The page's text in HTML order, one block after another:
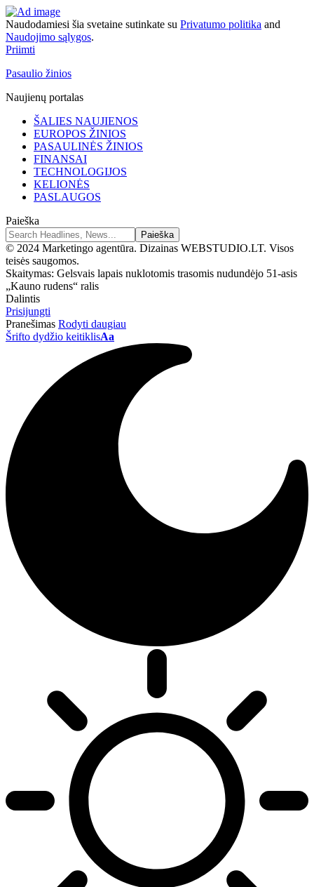
Naudodamiesi šia svetaine sutinkate su Privatumo politika and
Naudojimo sąlygos.
Priimti
Pasaulio žinios
Naujienų portalas
ŠALIES NAUJIENOS
EUROPOS ŽINIOS
PASAULINĖS ŽINIOS
FINANSAI
TECHNOLOGIJOS
KELIONĖS
PASLAUGOS
Paieška
© 2024 Marketingo agentūra. Dizainas WEBSTUDIO.LT. Visos
teisės saugomos.
Skaitymas: Gelsvais lapais nuklotomis trasomis nudundėjo 51-asis
„Kauno rudens“ ralis
Dalintis
Prisijungti
Pranešimas Rodyti daugiau
Šrifto dydžio keitiklisAa